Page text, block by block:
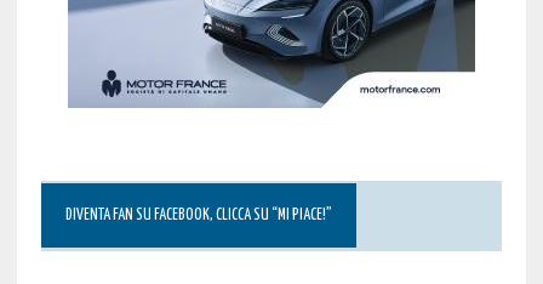
DIVENTA FAN SU FACEBOOK, CLICCA SU “MI PIACE!”